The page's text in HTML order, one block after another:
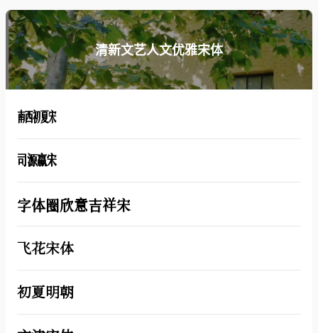
清新文艺人文优雅宋体
南西初夏宋
司源赢宋
字体圈欣意吉祥宋
飞花宋体
初夏明朝